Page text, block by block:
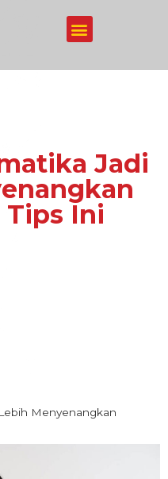
Jadi
Tips Ini
Menyenangkan